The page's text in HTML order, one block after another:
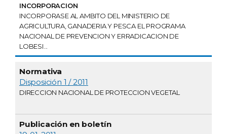
INCORPORACION
INCORPORASE AL AMBITO DEL MINISTERIO DE
AGRICULTURA, GANADERIA Y PESCA EL PROGRAMA
NACIONAL DE PREVENCION Y ERRADICACION DE
LOBESI...
Disposición 1 / 2011
DIRECCION NACIONAL DE PROTECCION VEGETAL